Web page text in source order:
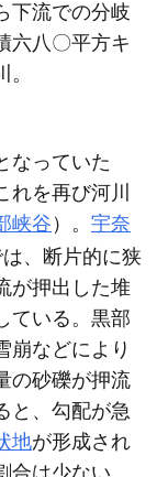
下流での分岐
六八〇平方キ
なっていた
れを再び河川
峡谷 ） 。 宇奈
は、断片的に狭
が押出した堆
ている。黒部
崩などにより
の砂礫が押流
と、勾配が急
地が形成され
合は少ない